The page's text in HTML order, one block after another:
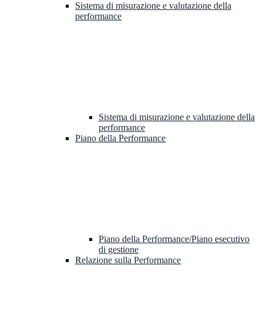
Sistema di misurazione e valutazione della
performance
Sistema di misurazione e valutazione della
performance
Piano della Performance
Piano della Performance/Piano esecutivo
di gestione
Relazione sulla Performance